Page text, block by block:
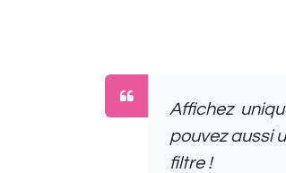
Affichez
pouvez aussi
filtre !